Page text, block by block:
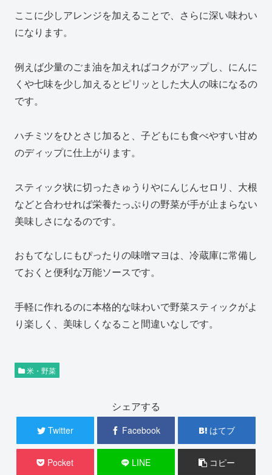
ここに少しアレンジを加えることで、さらに深い味わい
になります。
例えば少量のごま油を加えればコクがアップし、にんに
くや七味を少し加えるとピリッとした大人の味になるの
です。
ハチミツをひとさじ加ると、子どもにも食べやすい甘め
のディップに仕上がります。
スティック状に切ったきゅうりやにんじんセロリ、大根
などと合わせれば栄養たっぷりの野菜が手が止まらない
美味しさになるのです。
おもてなしにもぴったりの味噌マヨは、冷蔵庫に常備し
ておくと便利な万能ソースです。
手軽に作れるのに本格的な味わいで野菜スティックがよ
り楽しく、美味しくなること間違いなしです。
米・野菜
シェアする
Twitter Facebook はてブ
Pocket LINE コピー